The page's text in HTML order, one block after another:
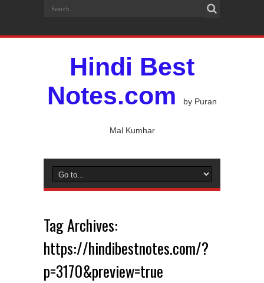
Hindi Best
Notes.com
by Puran
Mal Kumhar
Tag Archives:
https://hindibestnotes.com/?
p=3170&preview=true